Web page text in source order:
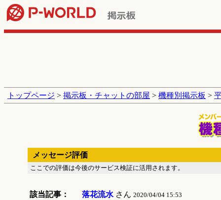
トップページ > 掲示板・チャットの部屋 > 機種別掲示板 >
メッセージ評価
ここでの評価は今後のサービス検証に活用されます。
該当記事： 落花流水さん 2020/04/04 15:53